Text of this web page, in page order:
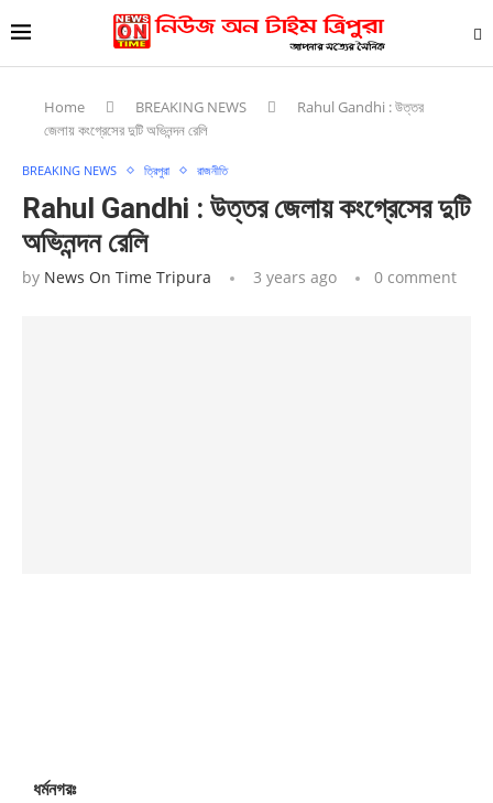
Home BREAKING NEWS
Rahul Gandhi : উত্তর
জেলায় কংগ্রেসের দুটি অভিনন্দন রেলি
BREAKING NEWS ত্রিপুরা রাজনীতি
Rahul Gandhi : উত্তর জেলায় কংগ্রেসের দুটি
অভিনন্দন রেলি
by News On Time Tripura 3 years ago 0 comment
ধর্মনগরঃ